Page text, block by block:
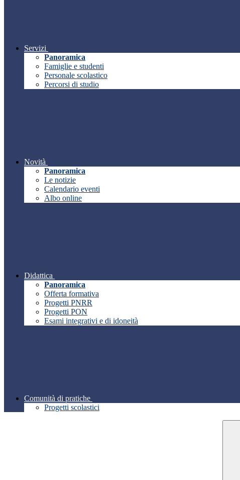
Servizi
Panoramica
Famiglie e studenti
Personale scolastico
Percorsi di studio
Novità
Panoramica
Le notizie
Calendario eventi
Albo online
Didattica
Panoramica
Offerta formativa
Progetti PNRR
Progetti PON
Esami integrativi e di idoneità
Comunità di pratiche
Progetti scolastici